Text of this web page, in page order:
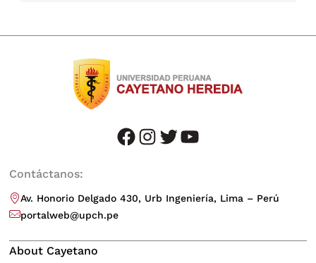
facebook instagram twitter youtube
Contáctanos:
Av. Honorio Delgado 430, Urb Ingeniería, Lima – Perú
portalweb@upch.pe
About Cayetano